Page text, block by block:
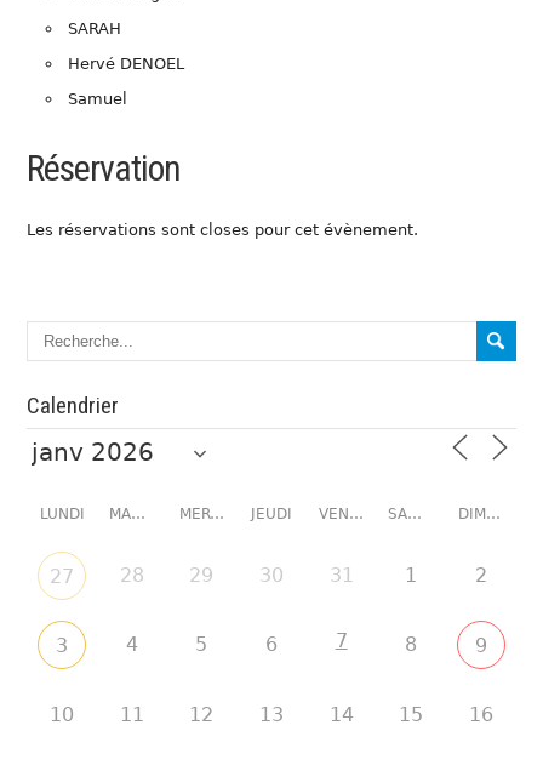
SARAH
Hervé DENOEL
Samuel
Réservation
Les réservations sont closes pour cet évènement.
Calendrier
LUNDI MARDI MERCREDI JEUDI VENDREDI SAMEDI DIMANCHE
27 28 29 30 31 1 2
3 4 5 6 7 8 9
10 11 12 13 14 15 16